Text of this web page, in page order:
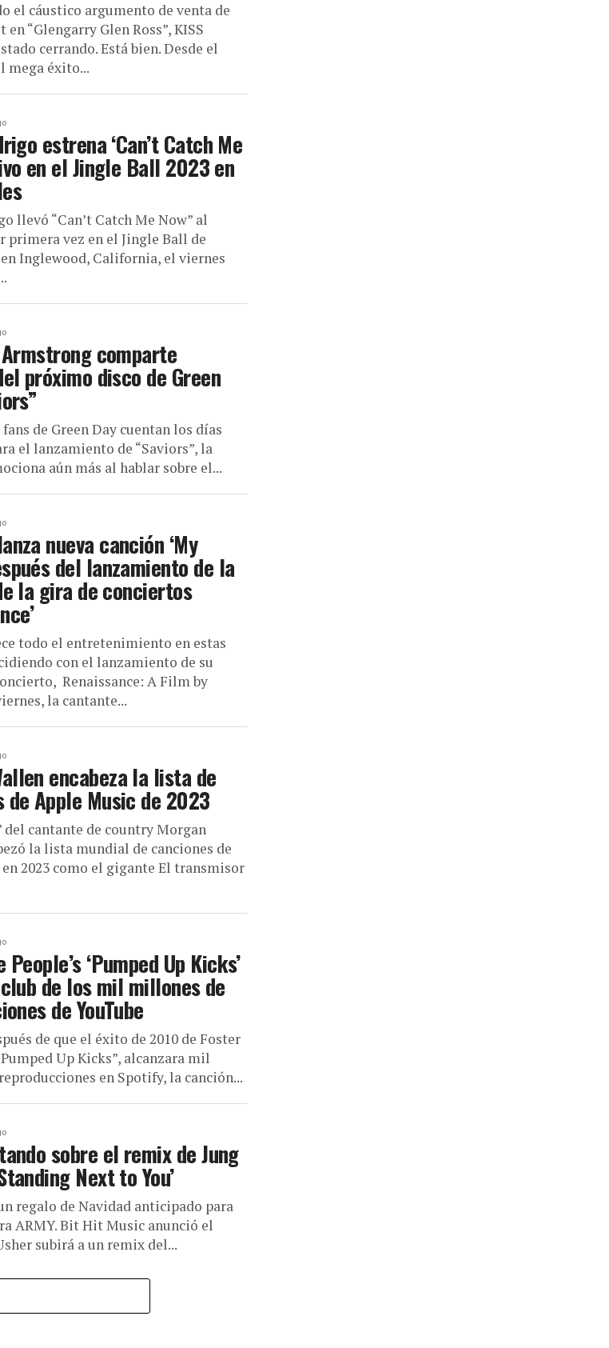
el cáustico argumento de venta de
“Glengarry Glen Ross”, KISS
cerrando. Está bien. Desde el
mega éxito...
estrena ‘Can’t Catch Me
en el Jingle Ball 2023 en
llevó “Can’t Catch Me Now” al
primera vez en el Jingle Ball de
Inglewood, California, el viernes
comparte
próximo disco de Green
de Green Day cuentan los días
el lanzamiento de “Saviors”, la
aún más al hablar sobre el...
nueva canción ‘My
del lanzamiento de la
la gira de conciertos
todo el entretenimiento en estas
con el lanzamiento de su
Renaissance: A Film by
la cantante...
encabeza la lista de
de Apple Music de 2023
del cantante de country Morgan
la lista mundial de canciones de
2023 como el gigante El transmisor
‘Pumped Up Kicks’
de los mil millones de
de YouTube
de que el éxito de 2010 de Foster
Up Kicks”, alcanzara mil
en Spotify, la canción...
sobre el remix de Jung
Next to You’
regalo de Navidad anticipado para
ARMY. Bit Hit Music anunció el
subirá a un remix del...